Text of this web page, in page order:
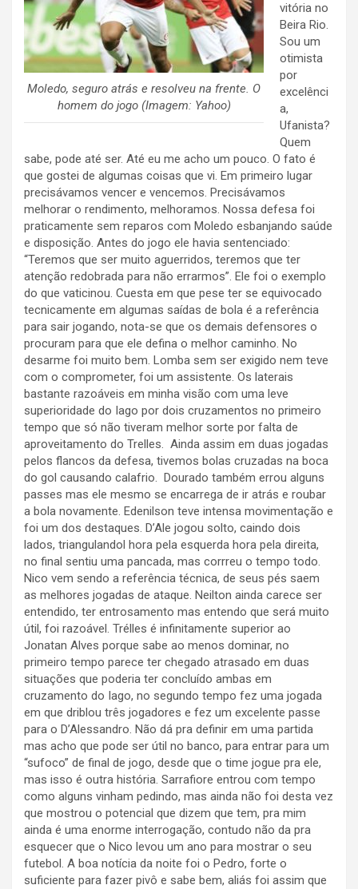
Moledo, seguro atrás e resolveu na frente. O
homem do jogo (Imagem: Yahoo)
vitória no
Beira Rio.
Sou um
otimista
por
excelênci
a,
Ufanista?
Quem
sabe, pode até ser. Até eu me acho um pouco. O fato é
que gostei de algumas coisas que vi. Em primeiro lugar
precisávamos vencer e vencemos. Precisávamos
melhorar o rendimento, melhoramos. Nossa defesa foi
praticamente sem reparos com Moledo esbanjando saúde
e disposição. Antes do jogo ele havia sentenciado:
“Teremos que ser muito aguerridos, teremos que ter
atenção redobrada para não errarmos”. Ele foi o exemplo
do que vaticinou. Cuesta em que pese ter se equivocado
tecnicamente em algumas saídas de bola é a referência
para sair jogando, nota-se que os demais defensores o
procuram para que ele defina o melhor caminho. No
desarme foi muito bem. Lomba sem ser exigido nem teve
com o comprometer, foi um assistente. Os laterais
bastante razoáveis em minha visão com uma leve
superioridade do Iago por dois cruzamentos no primeiro
tempo que só não tiveram melhor sorte por falta de
aproveitamento do Trelles. Ainda assim em duas jogadas
pelos flancos da defesa, tivemos bolas cruzadas na boca
do gol causando calafrio. Dourado também errou alguns
passes mas ele mesmo se encarrega de ir atrás e roubar
a bola novamente. Edenilson teve intensa movimentação e
foi um dos destaques. D’Ale jogou solto, caindo dois
lados, triangulandol hora pela esquerda hora pela direita,
no final sentiu uma pancada, mas corrreu o tempo todo.
Nico vem sendo a referência técnica, de seus pés saem
as melhores jogadas de ataque. Neilton ainda carece ser
entendido, ter entrosamento mas entendo que será muito
útil, foi razoável. Trélles é infinitamente superior ao
Jonatan Alves porque sabe ao menos dominar, no
primeiro tempo parece ter chegado atrasado em duas
situações que poderia ter concluído ambas em
cruzamento do Iago, no segundo tempo fez uma jogada
em que driblou três jogadores e fez um excelente passe
para o D’Alessandro. Não dá pra definir em uma partida
mas acho que pode ser útil no banco, para entrar para um
“sufoco” de final de jogo, desde que o time jogue pra ele,
mas isso é outra história. Sarrafiore entrou com tempo
como alguns vinham pedindo, mas ainda não foi desta vez
que mostrou o potencial que dizem que tem, pra mim
ainda é uma enorme interrogação, contudo não da pra
esquecer que o Nico levou um ano para mostrar o seu
futebol. A boa notícia da noite foi o Pedro, forte o
suficiente para fazer pivô e sabe bem, aliás foi assim que